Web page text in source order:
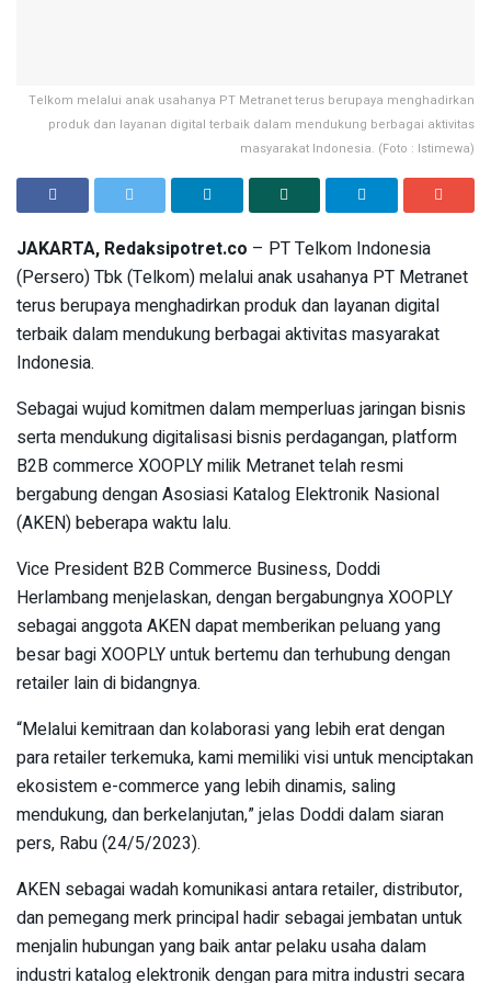
Telkom melalui anak usahanya PT Metranet terus berupaya menghadirkan
produk dan layanan digital terbaik dalam mendukung berbagai aktivitas
masyarakat Indonesia. (Foto : Istimewa)
JAKARTA, Redaksipotret.co – PT Telkom Indonesia
(Persero) Tbk (Telkom) melalui anak usahanya PT Metranet
terus berupaya menghadirkan produk dan layanan digital
terbaik dalam mendukung berbagai aktivitas masyarakat
Indonesia.
Sebagai wujud komitmen dalam memperluas jaringan bisnis
serta mendukung digitalisasi bisnis perdagangan, platform
B2B commerce XOOPLY milik Metranet telah resmi
bergabung dengan Asosiasi Katalog Elektronik Nasional
(AKEN) beberapa waktu lalu.
Vice President B2B Commerce Business, Doddi
Herlambang menjelaskan, dengan bergabungnya XOOPLY
sebagai anggota AKEN dapat memberikan peluang yang
besar bagi XOOPLY untuk bertemu dan terhubung dengan
retailer lain di bidangnya.
“Melalui kemitraan dan kolaborasi yang lebih erat dengan
para retailer terkemuka, kami memiliki visi untuk menciptakan
ekosistem e-commerce yang lebih dinamis, saling
mendukung, dan berkelanjutan,” jelas Doddi dalam siaran
pers, Rabu (24/5/2023).
AKEN sebagai wadah komunikasi antara retailer, distributor,
dan pemegang merk principal hadir sebagai jembatan untuk
menjalin hubungan yang baik antar pelaku usaha dalam
industri katalog elektronik dengan para mitra industri secara